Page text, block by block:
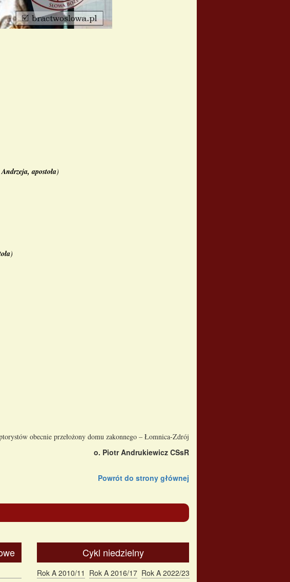
apostoła)
)
obecnie przełożony domu zakonnego – Łomnica-Zdrój
o. Piotr Andrukiewicz CSsR
Powrót do strony głównej
Cykl niedzielny
Rok A 2010/11 Rok A 2016/17 Rok A 2022/23